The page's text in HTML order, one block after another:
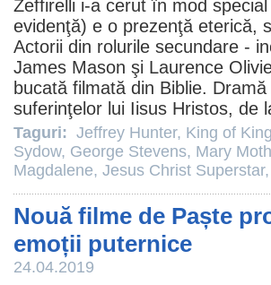
Zeffirelli i-a cerut în mod
evidenţă) e o prezenţă eterică,
Actorii din rolurile secundare -
James Mason şi Laurence
bucată filmată din Biblie.
suferinţelor lui Iisus Hristos, de
Taguri: Jeffrey Hunter, King of
Sydow, George Stevens, Mary
Magdalene, Jesus Christ Superstar,
Nouă filme de Paște
emoții puternice
24.04.2019